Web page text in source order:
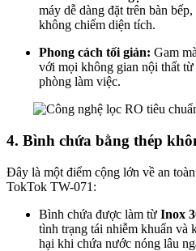
máy dễ dàng đặt trên bàn
không chiếm diện tích.
Phong cách tối giản: Gam
với mọi không gian nội thất
phòng làm việc.
4. Bình chứa bằng thép
Đây là một điểm cộng lớn về an
TokTok TW-071:
Bình chứa được làm từ Inox
tình trạng tái nhiễm khuẩn và
hại khi chứa nước nóng lâu